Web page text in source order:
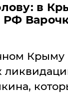
в
Крыму